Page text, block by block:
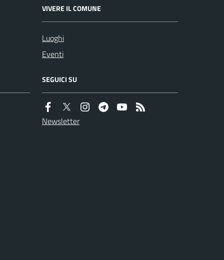
VIVERE IL COMUNE
Luoghi
Eventi
SEGUICI SU
Newsletter